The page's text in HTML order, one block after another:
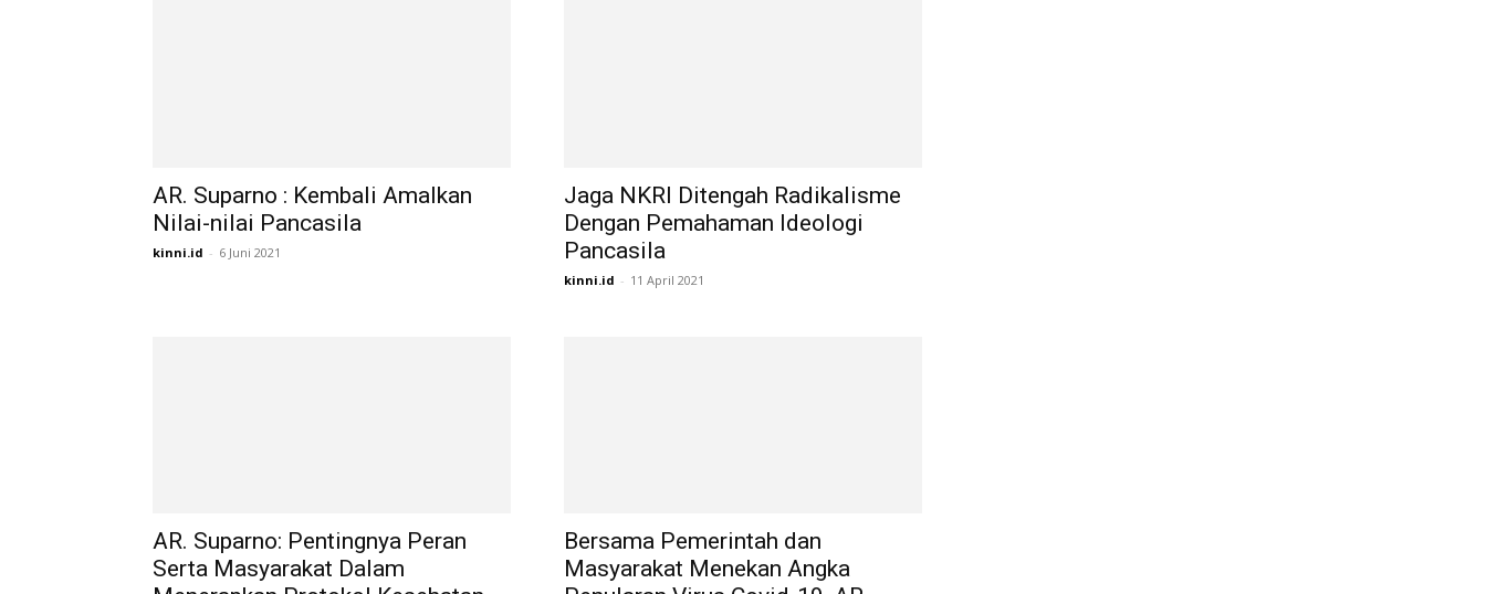
AR. Suparno : Kembali Amalkan
Nilai-nilai Pancasila
kinni.id - 6 Juni 2021
Jaga NKRI Ditengah Radikalisme
Dengan Pemahaman Ideologi
Pancasila
kinni.id - 11 April 2021
AR. Suparno: Pentingnya Peran
Serta Masyarakat Dalam
Bersama Pemerintah dan
Masyarakat Menekan Angka